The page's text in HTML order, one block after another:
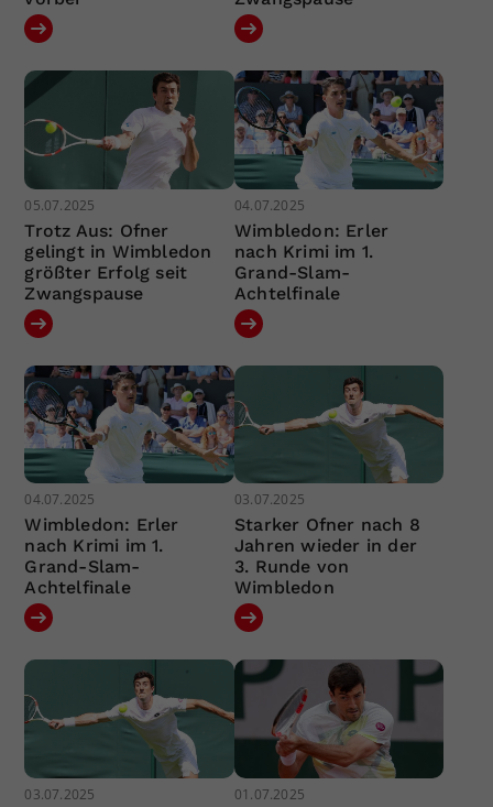
05.07.2025
Trotz Aus: Ofner
gelingt in Wimbledon
größter Erfolg seit
Zwangspause
04.07.2025
Wimbledon: Erler
nach Krimi im 1.
Grand-Slam-
Achtelfinale
04.07.2025
Wimbledon: Erler
nach Krimi im 1.
Grand-Slam-
Achtelfinale
03.07.2025
Starker Ofner nach 8
Jahren wieder in der
3. Runde von
Wimbledon
03.07.2025 01.07.2025